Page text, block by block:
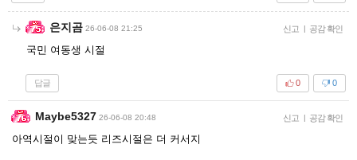
은지곰 26-06-08 21:25 신고 | 공감 확인
국민 여동생 시절
답글 0
0
Maybe5327 26-06-08 20:48 신고 | 공감 확인
아역시절이 맞는듯 리즈시절은 더 커서지